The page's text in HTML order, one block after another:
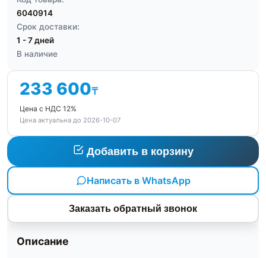
6040914
Срок доставки:
1 - 7 дней
В наличие
233 600₸
Цена с НДС 12%
Цена актуальна до 2026-10-07
Добавить в корзину
Написать в WhatsApp
Заказать обратный звонок
Описание